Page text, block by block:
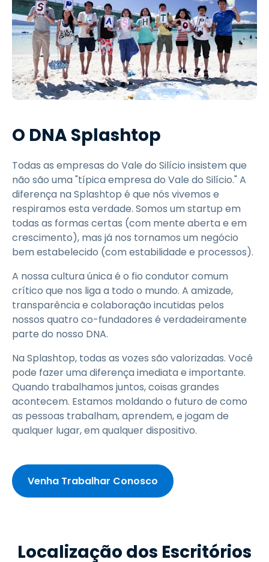
O DNA Splashtop
Todas as empresas do Vale do Silício insistem que
não são uma "típica empresa do Vale do Silício." A
diferença na Splashtop é que nós vivemos e
respiramos esta verdade. Somos um startup em
todas as formas certas (com mente aberta e em
crescimento), mas já nos tornamos um negócio
bem estabelecido (com estabilidade e processos).
A nossa cultura única é o fio condutor comum
crítico que nos liga a todo o mundo. A amizade,
transparência e colaboração incutidas pelos
nossos quatro co-fundadores é verdadeiramente
parte do nosso DNA.
Na Splashtop, todas as vozes são valorizadas. Você
pode fazer uma diferença imediata e importante.
Quando trabalhamos juntos, coisas grandes
acontecem. Estamos moldando o futuro de como
as pessoas trabalham, aprendem, e jogam de
qualquer lugar, em qualquer dispositivo.
Venha Trabalhar Conosco
Localização dos Escritórios